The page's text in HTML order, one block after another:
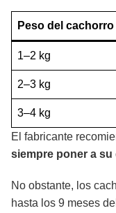
Peso del cachorro
1–2 kg
2–3 kg
3–4 kg
El fabricante
siempre poner a
No obstante, los
hasta los 9 meses